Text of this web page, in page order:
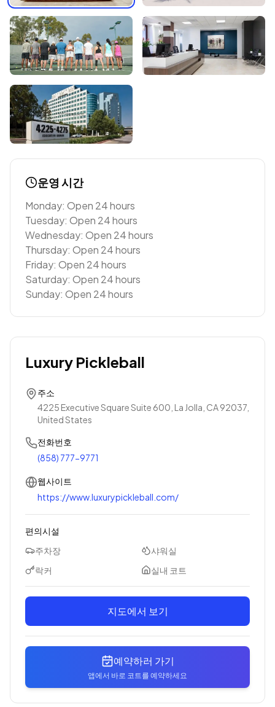
운영 시간
Monday: Open 24 hours
Tuesday: Open 24 hours
Wednesday: Open 24 hours
Thursday: Open 24 hours
Friday: Open 24 hours
Saturday: Open 24 hours
Sunday: Open 24 hours
Luxury Pickleball
주소
4225 Executive Square Suite 600, La Jolla, CA 92037,
United States
전화번호
(858) 777-9771
웹사이트
https://www.luxurypickleball.com/
편의시설
주차장
샤워실
락커
실내 코트
지도에서 보기
예약하러 가기
앱에서 바로 코트를 예약하세요